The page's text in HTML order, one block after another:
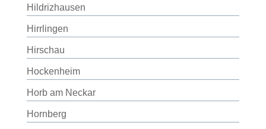
Hildrizhausen
Hirrlingen
Hirschau
Hockenheim
Horb am Neckar
Hornberg